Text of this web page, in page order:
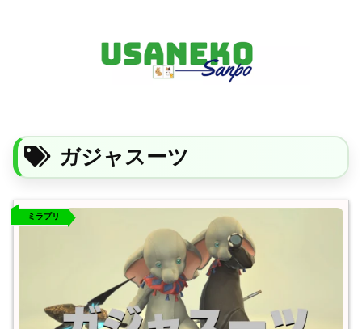
ガジャスーツ
ミラプリ